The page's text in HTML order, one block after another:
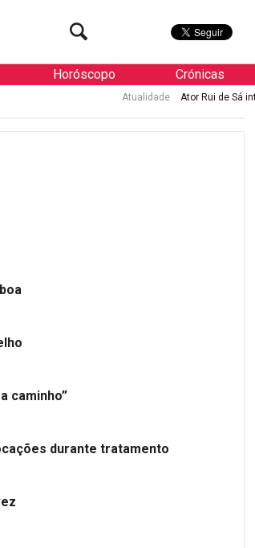
Horóscopo Crónicas
Atualidade Ator Rui de Sá internado
caminho”
durante tratamento